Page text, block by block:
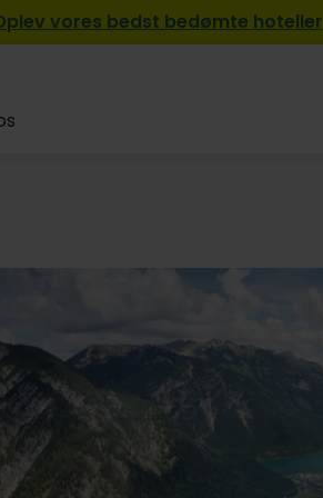
vores bedst bedømte hoteller